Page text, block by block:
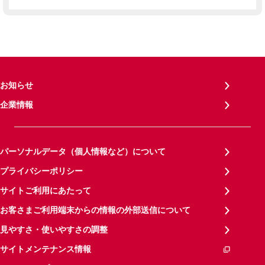
お知らせ
企業情報
パーソナルデータ（個人情報など）について
プライバシーポリシー
サイトご利用にあたって
お客さまご利用端末からの情報の外部送信について
見やすさ・使いやすさの調整
サイトメンテナンス情報